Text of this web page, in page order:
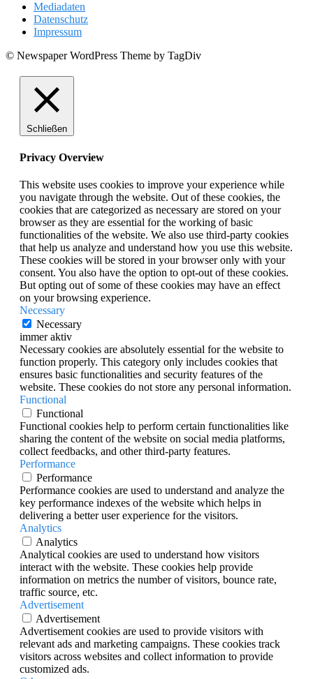
Mediadaten
Datenschutz
Impressum
© Newspaper WordPress Theme by TagDiv
Schließen
Privacy Overview
This website uses cookies to improve your experience while
you navigate through the website. Out of these cookies, the
cookies that are categorized as necessary are stored on your
browser as they are essential for the working of basic
functionalities of the website. We also use third-party cookies
that help us analyze and understand how you use this website.
These cookies will be stored in your browser only with your
consent. You also have the option to opt-out of these cookies.
But opting out of some of these cookies may have an effect
on your browsing experience.
Necessary
Necessary
immer aktiv
Necessary cookies are absolutely essential for the website to
function properly. This category only includes cookies that
ensures basic functionalities and security features of the
website. These cookies do not store any personal information.
Functional
Functional
Functional cookies help to perform certain functionalities like
sharing the content of the website on social media platforms,
collect feedbacks, and other third-party features.
Performance
Performance
Performance cookies are used to understand and analyze the
key performance indexes of the website which helps in
delivering a better user experience for the visitors.
Analytics
Analytics
Analytical cookies are used to understand how visitors
interact with the website. These cookies help provide
information on metrics the number of visitors, bounce rate,
traffic source, etc.
Advertisement
Advertisement
Advertisement cookies are used to provide visitors with
relevant ads and marketing campaigns. These cookies track
visitors across websites and collect information to provide
customized ads.